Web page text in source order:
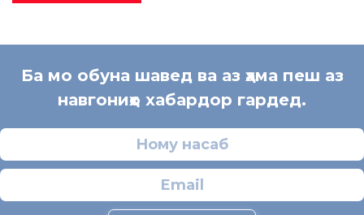
Ба мо обуна шавед ва аз ҳама пеш аз
навгониҳо хабардор гардед.